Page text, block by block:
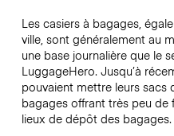
Les casiers à bagages,
ville, sont généralement au
une base journalière que le
LuggageHero. Jusqu’à
pouvaient mettre leurs sacs
bagages offrant très peu
lieux de dépôt des bagages.